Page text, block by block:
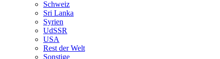
Schweiz
Sri Lanka
Syrien
UdSSR
USA
Rest der Welt
Sonstige